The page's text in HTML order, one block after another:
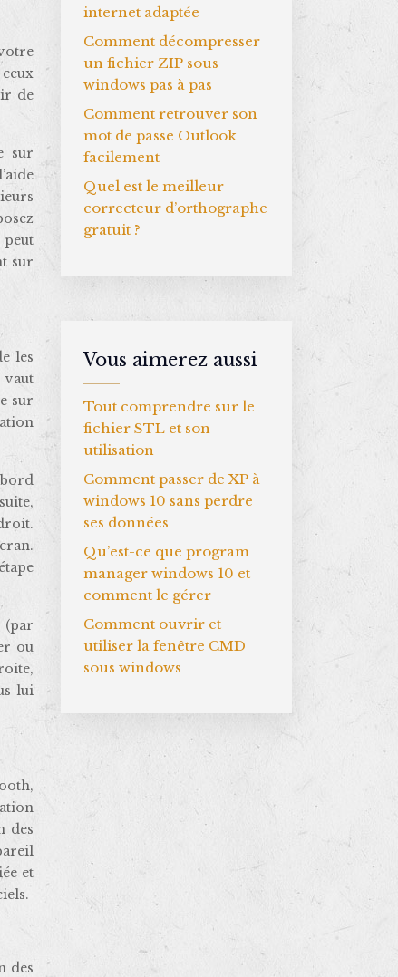
de
sur
peut
sur
les
vaut
sur
(par
ou
lui
des
et
des
internet adaptée
Comment décompresser
un fichier ZIP sous
windows pas à pas
Comment retrouver son
mot de passe Outlook
facilement
Quel est le meilleur
correcteur d’orthographe
gratuit ?
Vous aimerez aussi
Tout comprendre sur le
fichier STL et son
utilisation
Comment passer de XP à
windows 10 sans perdre
ses données
Qu’est-ce que program
manager windows 10 et
comment le gérer
Comment ouvrir et
utiliser la fenêtre CMD
sous windows